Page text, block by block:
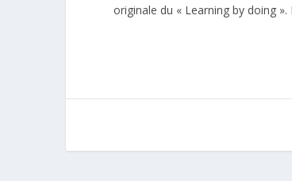
originale du « Learning by doing